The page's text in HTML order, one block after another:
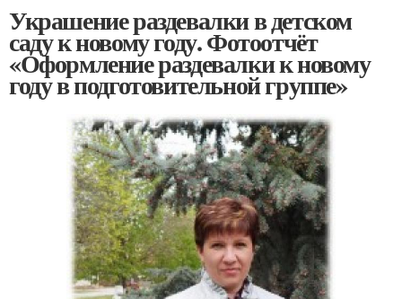
Украшение раздевалки в детском
саду к новому году. Фотоотчёт
«Оформление раздевалки к новому
году в подготовительной группе»